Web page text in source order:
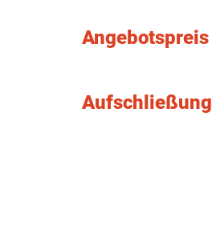
Angebotspreis
Aufschließung